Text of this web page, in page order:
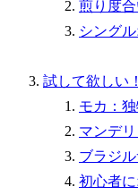
煎り度
シング
試して欲しい
モカ：
マンデ
ブラジ
初心者